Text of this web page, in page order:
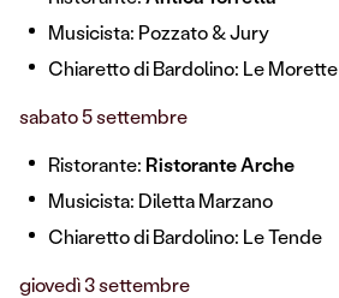
Musicista: Pozzato & Jury
Chiaretto di Bardolino: Le Morette
sabato 5 settembre
Ristorante: Ristorante Arche
Musicista: Diletta Marzano
Chiaretto di Bardolino: Le Tende
giovedì 3 settembre